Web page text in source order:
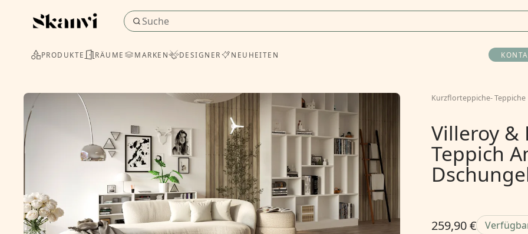
PRODUKTE RÄUME MARKEN DESIGNER NEUHEITEN
Kurzflorteppiche-Teppiche
Villeroy &
Teppich
259,90 €